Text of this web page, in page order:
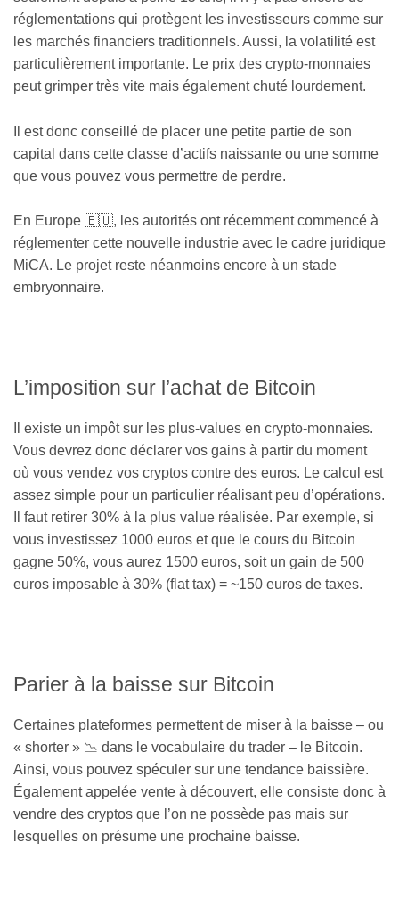
réglementations qui protègent les investisseurs comme sur
les marchés financiers traditionnels. Aussi, la volatilité est
particulièrement importante. Le prix des crypto-monnaies
peut grimper très vite mais également chuté lourdement.
Il est donc conseillé de placer une petite partie de son
capital dans cette classe d’actifs naissante ou une somme
que vous pouvez vous permettre de perdre.
En Europe 🇪🇺, les autorités ont récemment commencé à
réglementer cette nouvelle industrie avec le cadre juridique
MiCA. Le projet reste néanmoins encore à un stade
embryonnaire.
L’imposition sur l’achat de Bitcoin
Il existe un impôt sur les plus-values en crypto-monnaies.
Vous devrez donc déclarer vos gains à partir du moment
où vous vendez vos cryptos contre des euros. Le calcul est
assez simple pour un particulier réalisant peu d’opérations.
Il faut retirer 30% à la plus value réalisée. Par exemple, si
vous investissez 1000 euros et que le cours du Bitcoin
gagne 50%, vous aurez 1500 euros, soit un gain de 500
euros imposable à 30% (flat tax) = ~150 euros de taxes.
Parier à la baisse sur Bitcoin
Certaines plateformes permettent de miser à la baisse – ou
« shorter » 📉 dans le vocabulaire du trader – le Bitcoin.
Ainsi, vous pouvez spéculer sur une tendance baissière.
Également appelée vente à découvert, elle consiste donc à
vendre des cryptos que l’on ne possède pas mais sur
lesquelles on présume une prochaine baisse.